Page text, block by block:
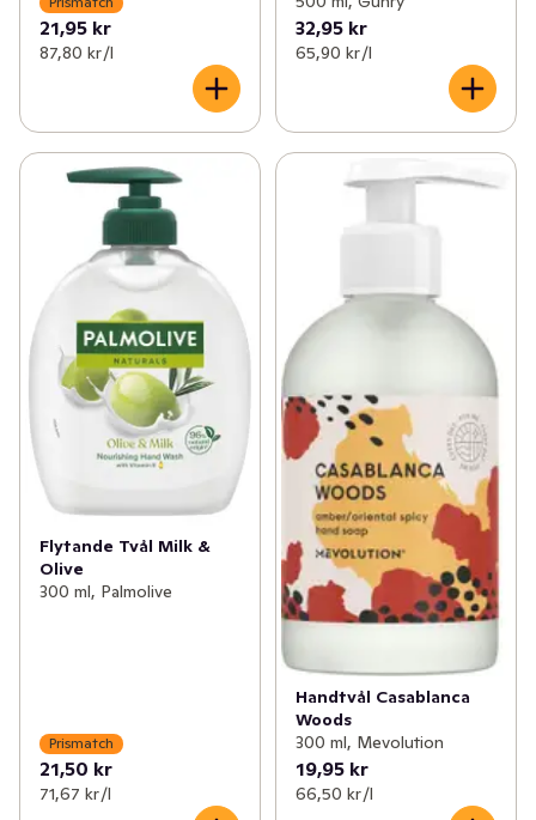
21,95 kr
87,80 kr /l
32,95 kr
65,90 kr /l
Flytande Tvål Milk &
Olive
300 ml, Palmolive
Prismatch
21,50 kr
71,67 kr /l
Handtvål Casablanca
Woods
300 ml, Mevolution
19,95 kr
66,50 kr /l